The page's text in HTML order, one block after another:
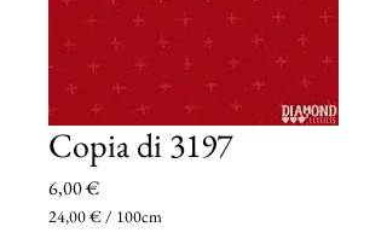
Copia di 3197
6,00 €Prezzo
24,00 €/ 100cm